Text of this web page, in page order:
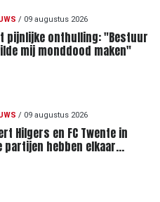
/ 09 augustus 2026
pijnlijke onthulling: "Bestuur
mij monddood maken"
/ 09 augustus 2026
Hilgers en FC Twente in
partijen hebben elkaar